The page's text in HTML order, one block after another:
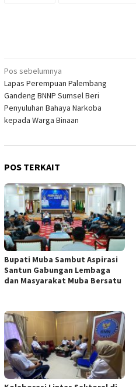
Navigasi
pos
Pos sebelumnya
Lapas Perempuan Palembang
Gandeng BNNP Sumsel Beri
Penyuluhan Bahaya Narkoba
kepada Warga Binaan
POS TERKAIT
Bupati Muba Sambut Aspirasi
Santun Gabungan Lembaga
dan Masyarakat Muba Bersatu